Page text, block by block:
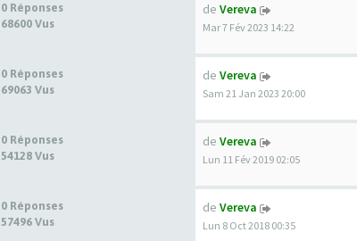
0 Réponses
68600 Vus
de Vereva
Mar 7 Fév 2023 14:22
0 Réponses
69063 Vus
de Vereva
Sam 21 Jan 2023 20:00
0 Réponses
54128 Vus
de Vereva
Lun 11 Fév 2019 02:05
0 Réponses
57496 Vus
de Vereva
Lun 8 Oct 2018 00:35